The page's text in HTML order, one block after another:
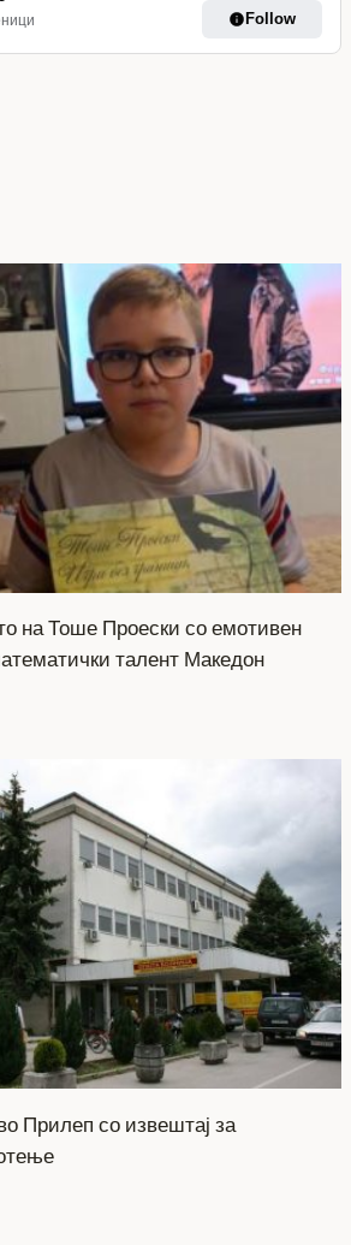
Follow
на Тоше Проески со емотивен
талент Македон
Прилеп со извештај за